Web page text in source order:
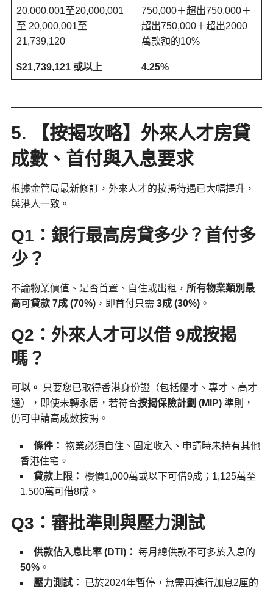
20,000,001至20,000,001
至 20,000,001至
21,739,120
750,000＋超出750,000＋
超出750,000＋超出2000
萬款額的10%
$21,739,121 或以上 4.25%
5. 【按揭攻略】外來人才房貸
成數、首付與入息要求
根據金管局最新修訂，外來人才的按揭待遇已大幅提升，
與港人一致。
Q1：銀行最高房貸多少？首付多
少？
不論物業價值、是否首置、自住或出租， 所有物業類別最
高可貸款 7成 (70%)，即首付只需 3成 (30%)。
Q2：外來人才可以借 9成按揭
嗎？
可以。
只要您已取得香港身份證（包括優才、專才、高才
通），即使未轉永居，若符合按揭保險計劃 (MIP)準則，
仍可申請高成數按揭。
條件： 物業必須自住、固定收入、申請時未持有其他
香港住宅。
貸款上限： 樓價1,000萬或以下可借9成；1,125萬至
1,500萬可借8成。
Q3：審批準則與壓力測試
供款佔入息比率 (DTI)： 每月總供款不可多於入息的
50%。
壓力測試：
已於2024年暫停，無需再進行加息2厘的